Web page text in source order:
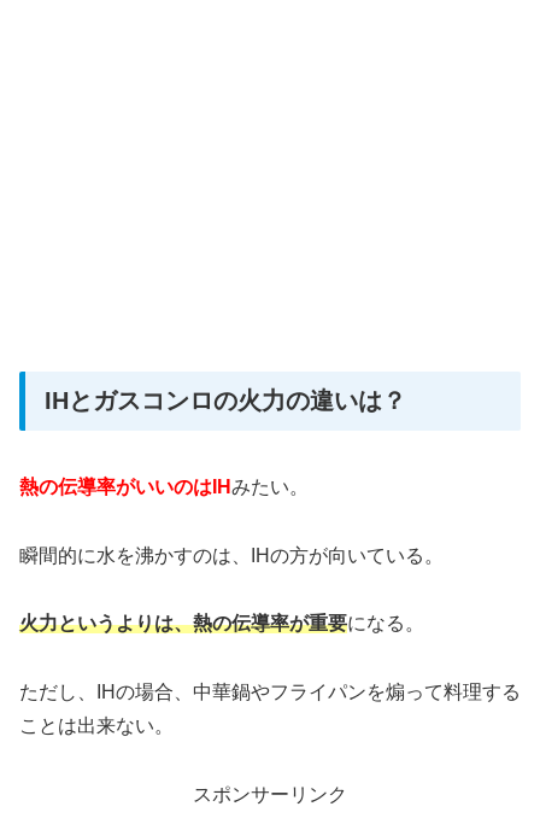
IHとガスコンロの火力の違いは？
熱の伝導率がいいのはIHみたい。
瞬間的に水を沸かすのは、IHの方が向いている。
火力というよりは、熱の伝導率が重要になる。
ただし、IHの場合、中華鍋やフライパンを煽って料理する
ことは出来ない。
スポンサーリンク